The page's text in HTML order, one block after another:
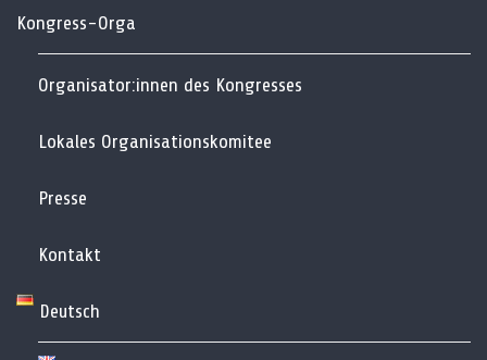
Kongress-Orga
Organisator:innen des Kongresses
Lokales Organisationskomitee
Presse
Kontakt
Deutsch